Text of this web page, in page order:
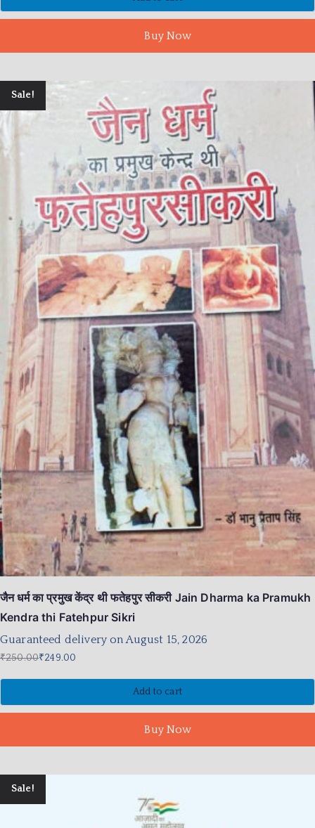
Buy Now
Sale!
जैन धर्म का प्रमुख केंद्र थी फतेहपुर सीकरी Jain Dharma ka Pramukh
Kendra thi Fatehpur Sikri
Guaranteed delivery on August 15, 2026
₹250.00₹249.00
Add to cart
Buy Now
Sale!